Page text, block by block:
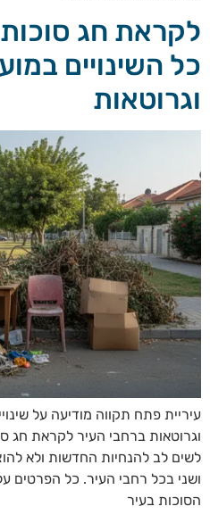
לקראת חג
כל השינויים
וגרוטאות
עיריית פתח תקווה מודיעה על
וגרוטאות ברחבי העיר לקראת חג
לשים לב להנחיות החדשות ולא
ושני בכל רחבי העיר. כל הפרטים על
הסוכות בעיר